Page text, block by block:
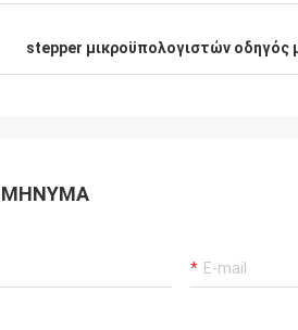
επικοινωνία. Η
Αντίθετοι
Η εργασία
αυτό
stepper μικροϋπολογιστών οδηγός
ΜΉΝΥΜΑ